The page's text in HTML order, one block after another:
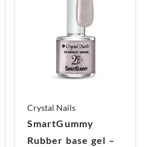
Crystal Nails
SmartGummy
Rubber base gel –